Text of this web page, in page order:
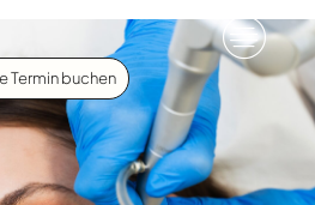
Termin buchen